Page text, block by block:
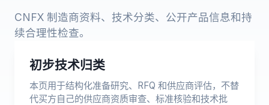
CNFX 制造商资料、技术分类、公开产品信息和持
续合理性检查。
初步技术归类
本页用于结构化准备研究、RFQ 和供应商评估，不替
代买方自己的供应商资质审查、标准核验和技术批